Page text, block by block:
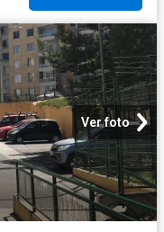
Ver foto